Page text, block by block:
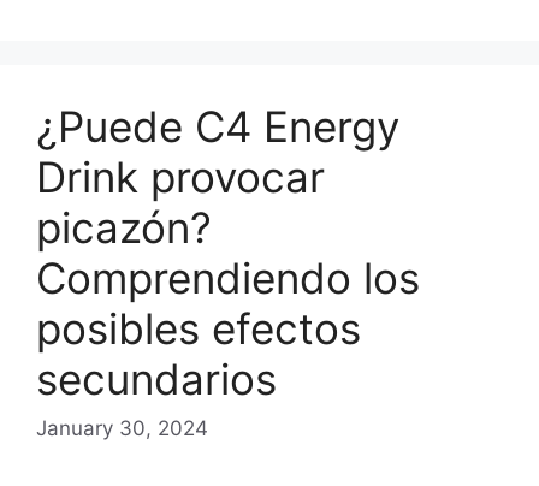
¿Puede C4 Energy
Drink provocar
picazón?
Comprendiendo los
posibles efectos
secundarios
January 30, 2024